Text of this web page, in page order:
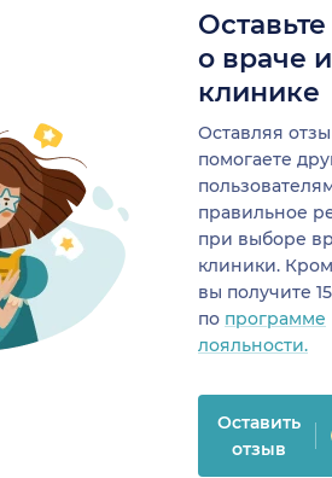
о враче
клинике
Оставляя
помогаете
правильное
при выборе
клиники.
вы получите
по программе
лояльности.
Оставить
отзыв